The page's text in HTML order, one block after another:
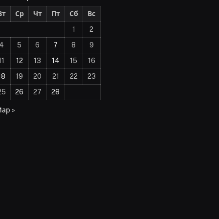
Ср Чт Пт Сб
Вс
1
2
4 5 6 7 8
9
12 13 14 15
16
19 20 21 22
23
26 27 28
»